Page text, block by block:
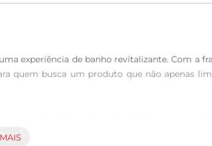
experiência de banho revitalizante. Com a
quem busca um produto que não apenas
ajuda a preservar a integridade da